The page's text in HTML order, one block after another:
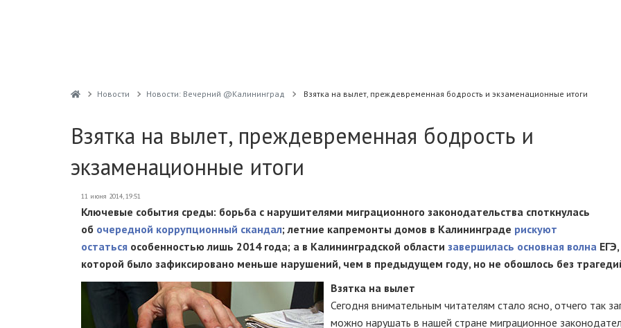
Новости Новости: Вечерний @Калининград Взятка на вылет, преждевременная бодрость и экзаменационные итоги
Взятка на вылет, преждевременная бодрость и
экзаменационные итоги
11 июня 2014, 19:51
Ключевые события среды: борьба с нарушителями миграционного законодательства споткнулась
об очередной коррупционный скандал; летние капремонты домов в Калининграде рискуют
остаться особенностью лишь 2014 года; а в Калининградской области завершилась основная волна
которой было зафиксировано меньше нарушений, чем в предыдущем году, но не обошлось без
Взятка на вылет
Сегодня внимательным читателям стало ясно, отчего так
можно нарушать в нашей стране миграционное